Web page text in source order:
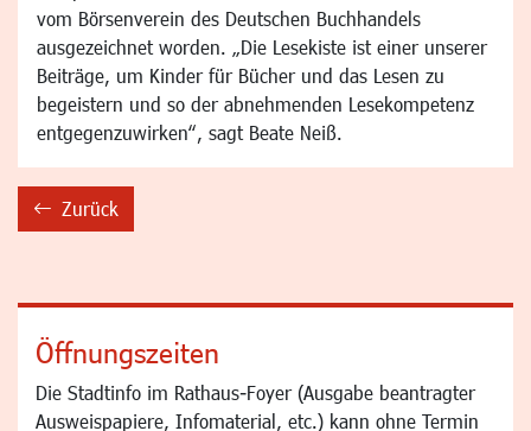
vom Börsenverein des Deutschen Buchhandels
ausgezeichnet worden. „Die Lesekiste ist einer unserer
Beiträge, um Kinder für Bücher und das Lesen zu
begeistern und so der abnehmenden Lesekompetenz
entgegenzuwirken“, sagt Beate Neiß.
backward Zurück
Öffnungszeiten
Die Stadtinfo im Rathaus-Foyer (Ausgabe beantragter
Ausweispapiere, Infomaterial, etc.) kann ohne Termin